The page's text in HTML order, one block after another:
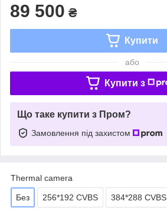
89 500 ₴
Купити
або
Купити з
Що таке купити з Пром?
Замовлення під захистом
Thermal camera
Без 256*192 CVBS 384*288 CVBS